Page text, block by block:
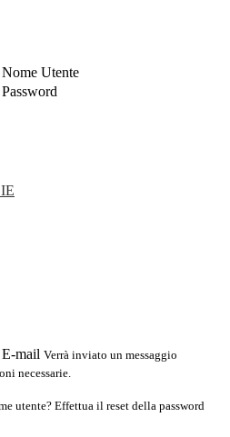
Nome Utente
Password
E-mail Verrà inviato un messaggio
necessarie.
utente? Effettua il reset della password